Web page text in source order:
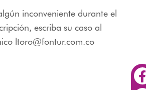
inconveniente durante el
escriba su caso al
ltoro@fontur.com.co